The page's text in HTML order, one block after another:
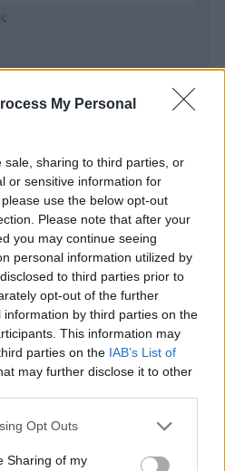
My Personal
sale, sharing to third parties, or
or sensitive information for
use the below opt-out
Please note that after your
you may continue seeing
personal information utilized by
to third parties prior to
opt-out of the further
by third parties on the
This information may
parties on the IAB’s List of
may further disclose it to other
app uses one or more Google
behaviour. You may click to
Opt Outs
Sharing of my
Σχολιασμένα
στα καρτέλ της
μέλη συμμοριών
των drones
στο Μαρούσι